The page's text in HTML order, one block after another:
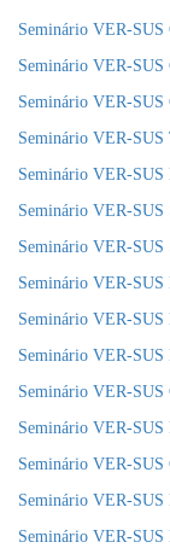
Seminário VER-SUS
Seminário VER-SUS
Seminário VER-SUS
Seminário VER-SUS
Seminário VER-
Seminário VER-
Seminário VER-SUS
Seminário VER-
Seminário VER-SUS
Seminário VER-SUS
Seminário VER-SUS
Seminário VER-SUS
Seminário VER-SUS
Seminário VER-SUS
Seminário VER-SUS